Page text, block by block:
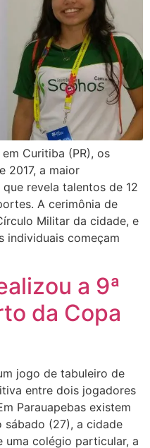
Curitiba (PR), os
2017, a maior
revela talentos de 12
A cerimônia de
Militar da cidade, e
individuais começam
a 9ª
da Copa
jogo de tabuleiro de
entre dois jogadores
Parauapebas existem
sábado (27), a cidade
uma colégio particular, a